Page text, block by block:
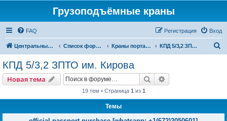
Грузоподъёмные краны
FAQ Вход
Регистрация
Центральный сайт Список форумов Краны портальные КПД 5/3,2 ЗПТО им. Кирова
КПД 5/3,2 ЗПТО им. Кирова
Новая тема Поиск
19 тем • Страница 1 из 1
Темы